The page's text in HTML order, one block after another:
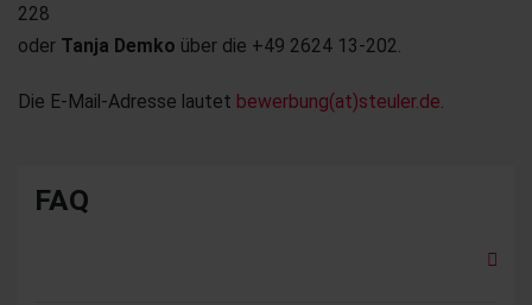
228
oder Tanja Demko über die +49 2624 13-202.
Die E-Mail-Adresse lautet bewerbung(at)steuler.de
FAQ